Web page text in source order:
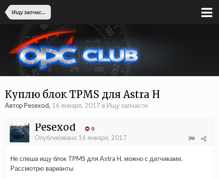
Ищу запчасти
Куплю блок TPMS для Astra H
Автор Pesexod, 16 января, 2017 в Ищу запчасти
Pesexod 9
Опубликовано 16 января, 2017
Не спеша ищу блок TPMS для Astra H, можно с датчиками.
Рассмотрю варианты